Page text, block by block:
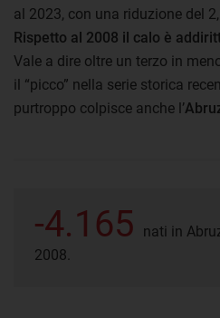
al 2023, con una riduzione del
Rispetto al 2008 il calo è
Vale a dire oltre un terzo in
il “picco” nella serie storica
purtroppo colpisce anche l’
-4.165
nati in
2008.